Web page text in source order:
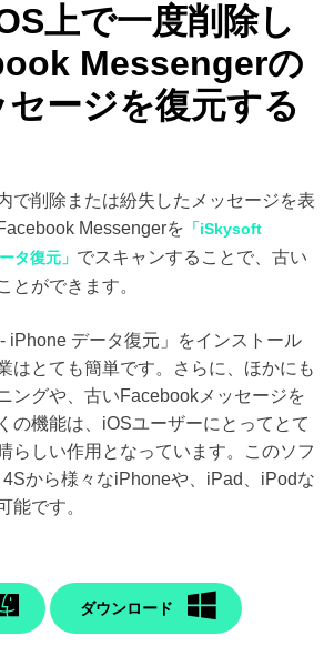
上で一度削除し
Messengerの
ージを復元する
で削除または紛失したメッセージを表
Messengerを 「iSkysoft
タ復元」 でスキャンすることで、古い
とができます。
iPhone データ復元」をインストール
はとても簡単です。さらに、ほかにも
ングや、古いFacebookメッセージを
の機能は、iOSユーザーにとってとて
らしい作用となっています。このソフ
4Sから様々なiPhoneや、iPad、iPodな
能です。
ダウンロード